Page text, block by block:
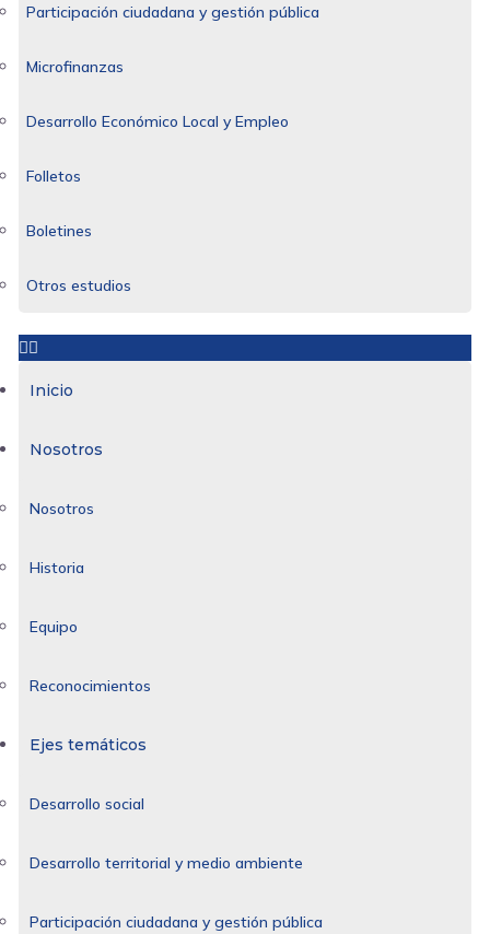
Participación ciudadana y gestión pública
Microfinanzas
Desarrollo Económico Local y Empleo
Folletos
Boletines
Otros estudios
Inicio
Nosotros
Nosotros
Historia
Equipo
Reconocimientos
Ejes temáticos
Desarrollo social
Desarrollo territorial y medio ambiente
Participación ciudadana y gestión pública